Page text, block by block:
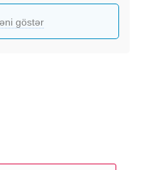
göstər